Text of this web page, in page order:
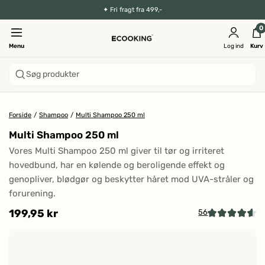
✦ Fri fragt fra 499,-
Menu Log ind
0
Kurv
Søg produkter
Forside / Shampoo / Multi Shampoo 250 ml
Multi Shampoo 250 ml
Vores Multi Shampoo 250 ml giver til tør og irriteret
hovedbund, har en kølende og beroligende effekt og
genopliver, blødgør og beskytter håret mod UVA-stråler og
forurening.
199,95 kr
Vurderet
56